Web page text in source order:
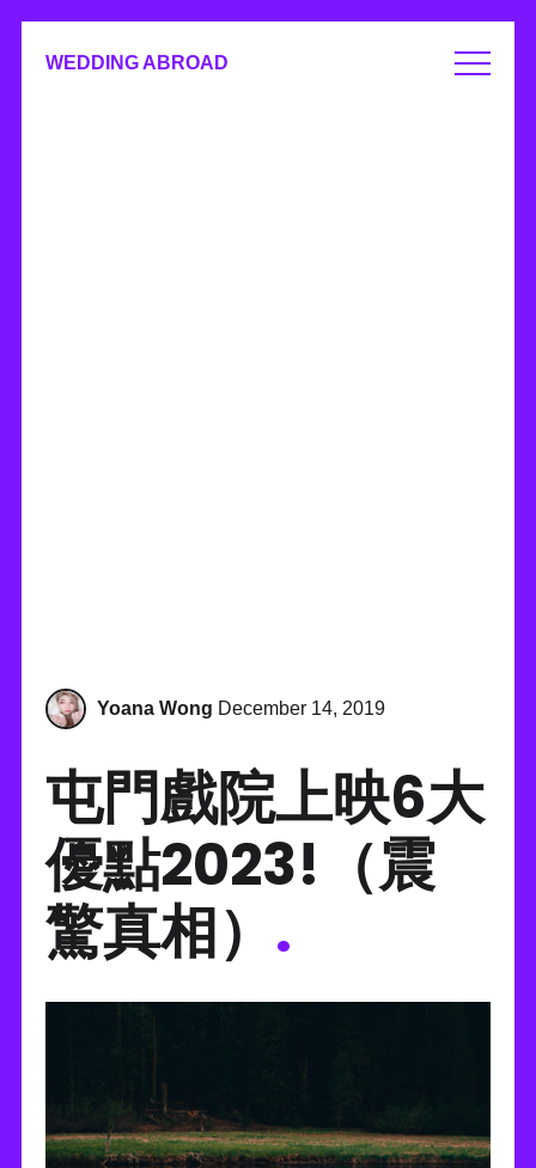
WEDDING ABROAD
Yoana Wong December 14, 2019
屯門戲院上映6大
優點2023!（震
驚真相） .